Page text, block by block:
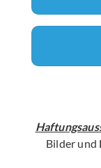
Bilder und